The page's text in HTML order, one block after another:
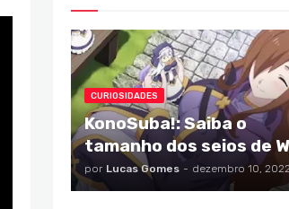
CURIOSIDADES
KonoSuba!: Saiba o
tamanho dos seios de
por Lucas Gomes - dezembro 10, 2022